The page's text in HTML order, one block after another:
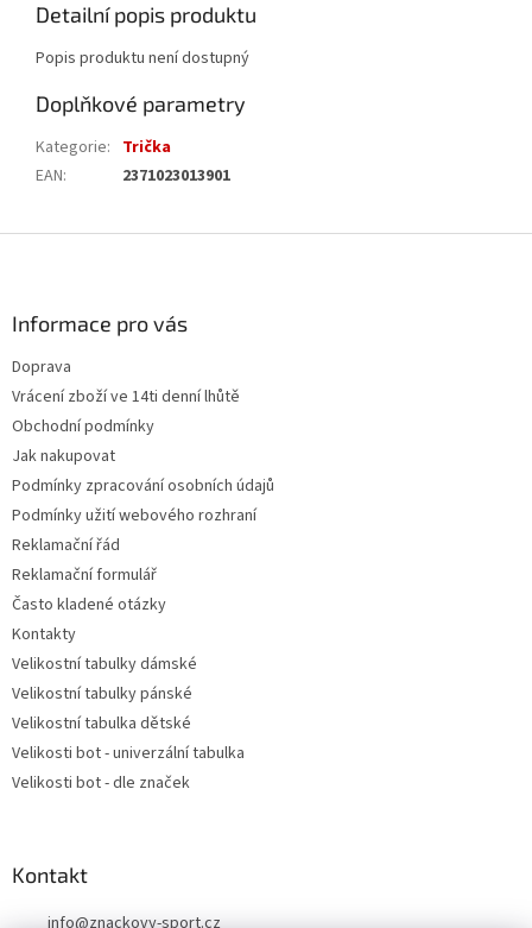
Detailní popis produktu
Popis produktu není dostupný
Doplňkové parametry
Kategorie: Trička
EAN: 2371023013901
Informace pro vás
Doprava
Vrácení zboží ve 14ti denní lhůtě
Obchodní podmínky
Jak nakupovat
Podmínky zpracování osobních údajů
Podmínky užití webového rozhraní
Reklamační řád
Reklamační formulář
Často kladené otázky
Kontakty
Velikostní tabulky dámské
Velikostní tabulky pánské
Velikostní tabulka dětské
Velikosti bot - univerzální tabulka
Velikosti bot - dle značek
Kontakt